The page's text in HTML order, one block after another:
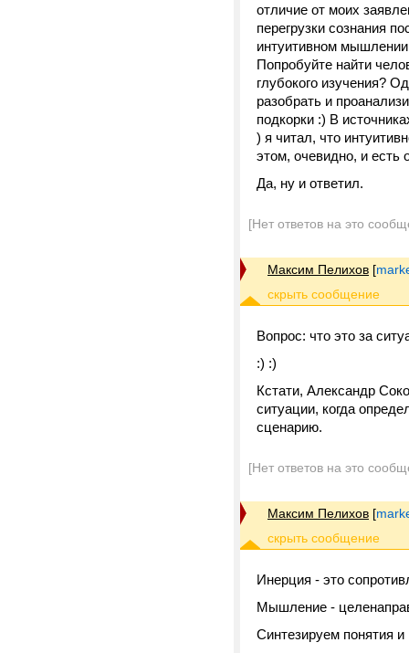
отличие от моих
перегрузки сознания
интуитивном
Попробуйте найти
глубокого изучения?
разобрать и
подкорки :) В
) я читал, что
этом, очевидно, и есть
Да, ну и ответил.
[Нет ответов на это
Максим Пелихов [
Вопрос: что это за
:) :)
Кстати, Александр
ситуации, когда
сценарию.
[Нет ответов на это
Максим Пелихов [
Инерция - это
Мышление -
Синтезируем понятия